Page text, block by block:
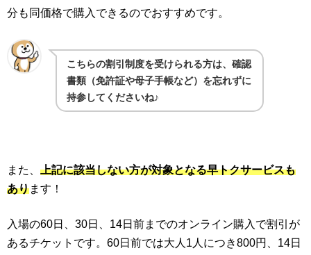
分も同価格で購入できるのでおすすめです。
こちらの割引制度を受けられる方は、確認
書類（免許証や母子手帳など）を忘れずに
持参してくださいね♪
また、 上記に該当しない方が対象となる早トクサービスも
あります！
入場の60日、30日、14日前までのオンライン購入で割引が
あるチケットです。60日前では大人1人につき800円、14日